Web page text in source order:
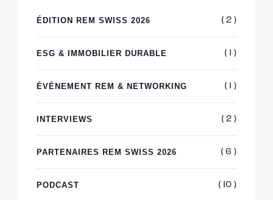
ÉDITION REM SWISS 2026 ( 2 )
ESG & IMMOBILIER DURABLE ( 1 )
ÉVÉNEMENT REM & NETWORKING ( 1 )
INTERVIEWS ( 2 )
PARTENAIRES REM SWISS 2026 ( 6 )
PODCAST ( 10 )